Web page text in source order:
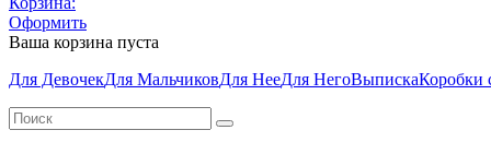
Оформить
Ваша корзина пуста
Для ДевочекДля МальчиковДля НееДля НегоВыпискаКоробки